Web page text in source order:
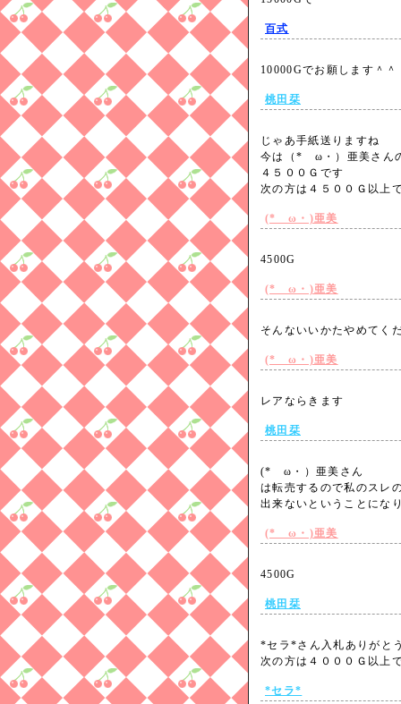
百式
10000Gでお願します＾
桃田栞
じゃあ手紙送りますね
今は（*ゝω・）亜美さん
４５００Ｇです
次の方は４５００Ｇ以
(*ゝω・)亜美
4500G
(*ゝω・)亜美
そんないいかたやめて
(*ゝω・)亜美
レアならきます
桃田栞
(*ゝω・）亜美さん
は転売するので私のスレ
出来ないということに
(*ゝω・)亜美
4500G
桃田栞
*セラ*さん入札ありがと
次の方は４０００Ｇ以
*セラ*